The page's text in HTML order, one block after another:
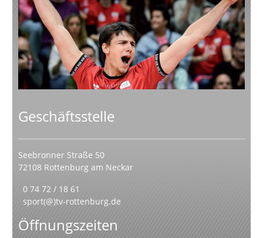
Geschäftsstelle
Seebronner Straße 50
72108 Rottenburg am Neckar
0 74 72 / 18 61
sport(@)tv-rottenburg.de
Öffnungszeiten